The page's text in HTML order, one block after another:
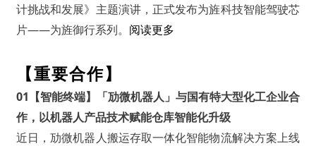
计挑战和发展》主题演讲，正式发布为旌科技智能驾驶芯
片——为旌御行系列。 阅读更多
【重要合作】
01【智能终端】「劢微机器人」与国有特大型化工企业合
作，以机器人产品技术赋能仓库智能化升级
近日，劢微机器人搬运存取一体化智能物流解决方案上线